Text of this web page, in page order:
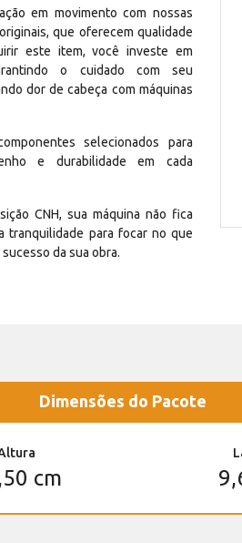
em movimento com nossas
que oferecem qualidade
este item, você investe em
o cuidado com seu
dor de cabeça com máquinas
selecionados para
e durabilidade em cada
CNH, sua máquina não fica
tranquilidade para focar no que
da sua obra.
Dimensões do Pacote
cm